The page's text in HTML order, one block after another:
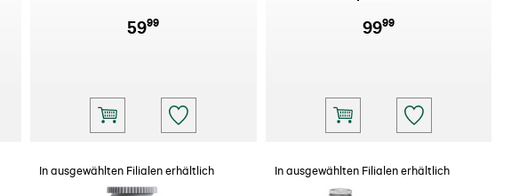
5999 9999
In ausgewählten Filialen erhältlich In ausgewählten Filialen erhältlich